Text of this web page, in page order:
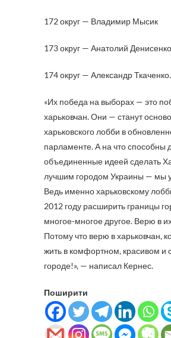
172 округ — Владимир Мысик
173 округ — Анатолий Денисенко
174 округ — Александр Ткаченко.
«Их победа на выборах — это
харьковчан. Они — станут
харьковского лобби в
парламенте. А на что способны
объединенные идеей сделать
лучшим городом Украины — мы
Ведь именно харьковскому
2012 году расширить границы
многое-многое другое. Верю в
Потому что верю в харьковчан,
жить в комфортном, красивом и
городе!», — написал Кернес.
Поширити